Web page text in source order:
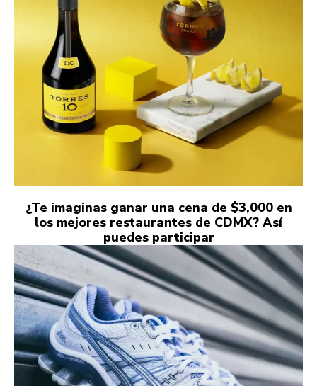
¿Te imaginas ganar una cena de $3,000 en
los mejores restaurantes de CDMX? Así
puedes participar